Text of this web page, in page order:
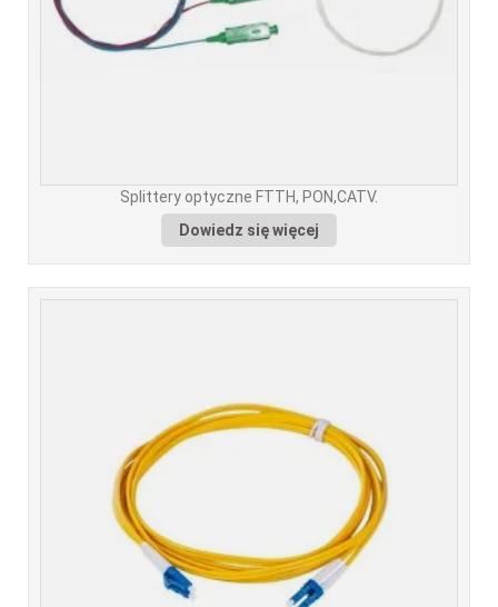
Splittery optyczne FTTH, PON,CATV.
Dowiedz się więcej